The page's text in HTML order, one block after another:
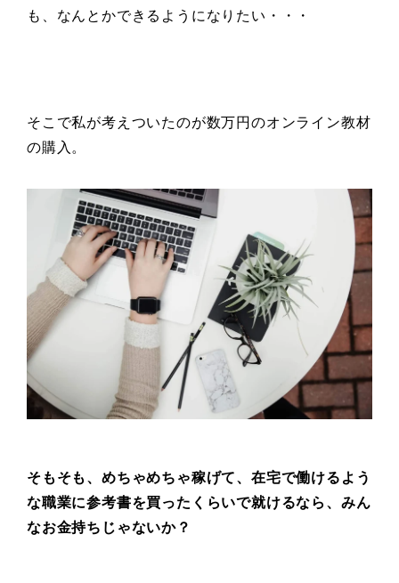
も、なんとかできるようになりたい・・・
そこで私が考えついたのが数万円のオンライン教材
の購入。
そもそも、めちゃめちゃ稼げて、在宅で働けるよう
な職業に参考書を買ったくらいで就けるなら、 みん
なお金持ちじゃないか？